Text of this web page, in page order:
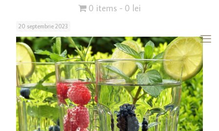
0 items 0 lei
20 septembrie 2023